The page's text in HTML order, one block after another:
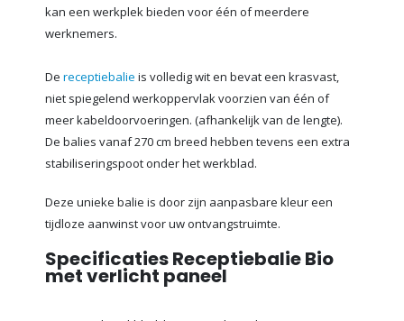
kan een werkplek bieden voor één of meerdere
werknemers.
De receptiebalie is volledig wit en bevat een krasvast,
niet spiegelend werkoppervlak voorzien van één of
meer kabeldoorvoeringen. (afhankelijk van de lengte).
De balies vanaf 270 cm breed hebben tevens een extra
stabiliseringspoot onder het werkblad.
Deze unieke balie is door zijn aanpasbare kleur een
tijdloze aanwinst voor uw ontvangstruimte.
Specificaties Receptiebalie Bio
met verlicht paneel